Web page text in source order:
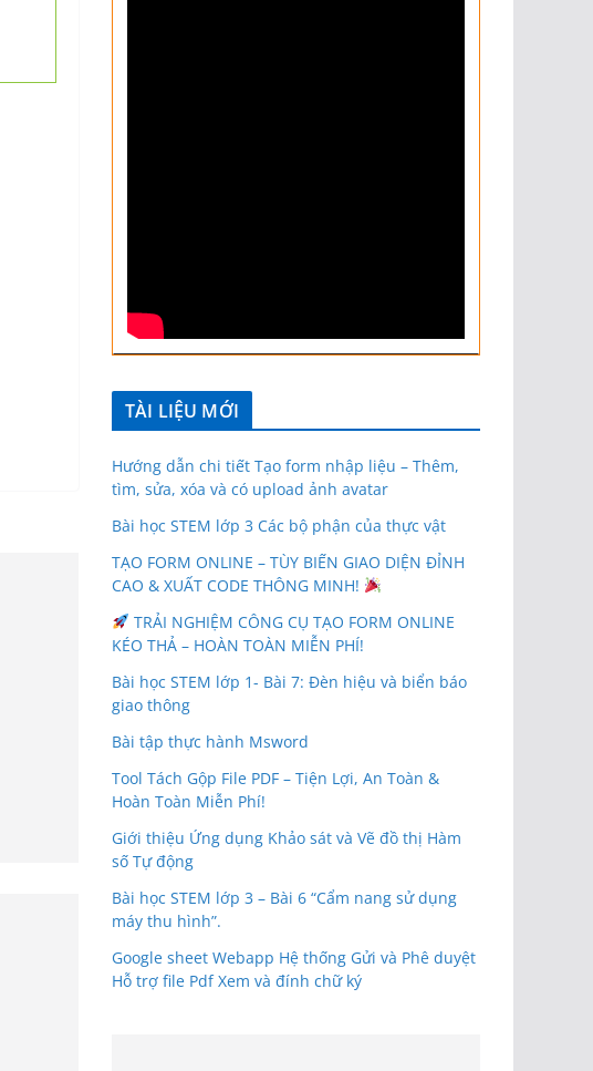
TÀI LIỆU MỚI
Hướng dẫn chi tiết Tạo form nhập liệu – Thêm,
tìm, sửa, xóa và có upload ảnh avatar
Bài học STEM lớp 3 Các bộ phận của thực vật
TẠO FORM ONLINE – TÙY BIẾN GIAO DIỆN ĐỈNH
CAO & XUẤT CODE THÔNG MINH!
TRẢI NGHIỆM CÔNG CỤ TẠO FORM ONLINE
KÉO THẢ – HOÀN TOÀN MIỄN PHÍ!
Bài học STEM lớp 1- Bài 7: Đèn hiệu và biển báo
giao thông
Bài tập thực hành Msword
Tool Tách Gộp File PDF – Tiện Lợi, An Toàn &
Hoàn Toàn Miễn Phí!
Giới thiệu Ứng dụng Khảo sát và Vẽ đồ thị Hàm
số Tự động
Bài học STEM lớp 3 – Bài 6 “Cẩm nang sử dụng
máy thu hình”.
Google sheet Webapp Hệ thống Gửi và Phê duyệt
Hỗ trợ file Pdf Xem và đính chữ ký